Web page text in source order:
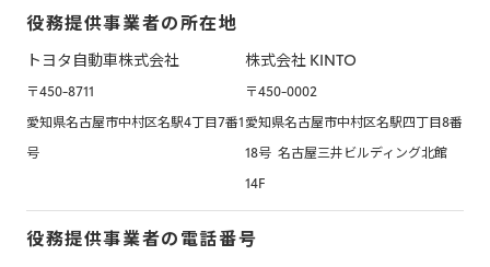
役務提供事業者の所在地
トヨタ自動車株式会社
〒450-8711
愛知県名古屋市中村区名駅4丁目7番1
号
株式会社 KINTO
〒450-0002
愛知県名古屋市中村区名駅四丁目8番
18号 名古屋三井ビルディング北館
14F
役務提供事業者の電話番号